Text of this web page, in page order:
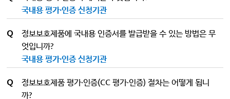
국내용 평가·인증 신청기관
Q
정보보호제품에 국내용 인증서를 발급받을 수 있는 방법은 무
엇입니까?
국내용 평가·인증 신청기관
Q
정보보호제품 평가·인증(CC 평가·인증) 절차는 어떻게 됩니
까?